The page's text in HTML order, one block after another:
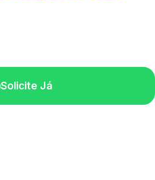
Solicite Já